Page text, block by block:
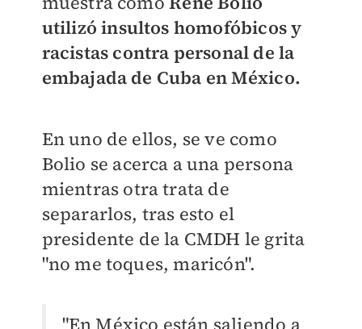
utilizó insultos homofóbicos y
racistas contra personal de la
embajada de Cuba en México.
En uno de ellos, se ve como
Bolio se acerca a una persona
mientras otra trata de
separarlos, tras esto el
presidente de la CMDH le grita
"no me toques, maricón".